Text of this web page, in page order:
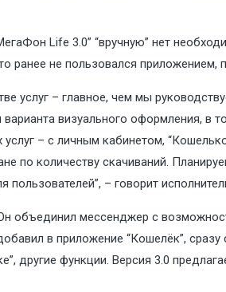
Life 3.0” “вручную” нет
ранее не пользовался
услуг – главное, чем мы
визуального оформления,
– с личным кабинетом,
по количеству скачиваний.
– говорит
объединил мессенджер с
в приложение “Кошелёк”,
другие функции. Версия 3.0